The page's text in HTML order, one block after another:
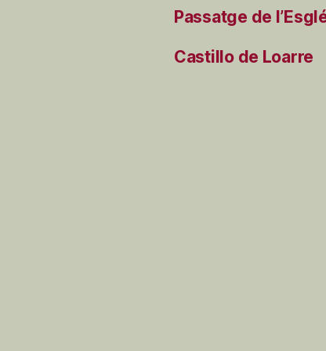
Passatge de
Castillo de Loarre